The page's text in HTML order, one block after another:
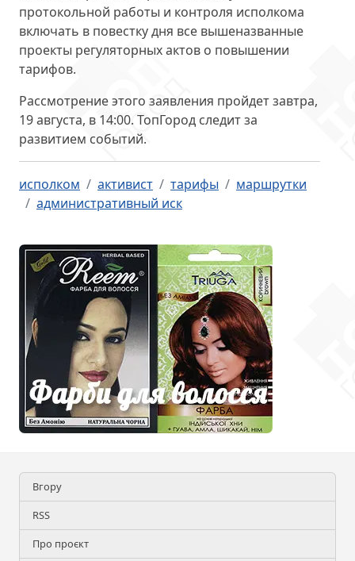
протокольной работы и контроля исполкома
включать в повестку дня все вышеназванные
проекты регуляторных актов о повышении
тарифов.
Рассмотрение этого заявления пройдет завтра,
19 августа, в 14:00. ТопГород следит за
развитием событий.
исполком активист тарифы
маршрутки
административный иск
Вгору
RSS
Про проєкт